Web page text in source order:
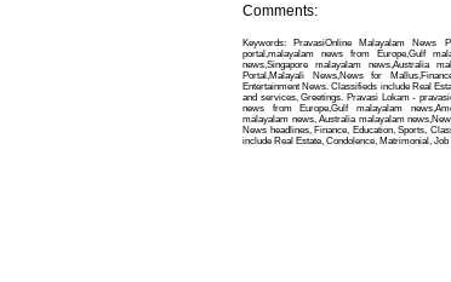
Comments:
Keywords: PravasiOnline Malayalam News
portal,malayalam news from Europe,Gulf
news,Singapore malayalam news,Australia
Portal,Malayali News,News for
Entertainment News. Classifieds include Real
and services, Greetings. Pravasi Lokam -
news from Europe,Gulf malayalam
malayalam news, Australia malayalam
News headlines, Finance, Education, Sports,
include Real Estate, Condolence, Matrimonial,